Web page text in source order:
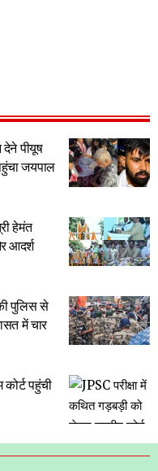
पीयूष
जयपाल
हेमंत
आदर्श
पुलिस से
में चार
पहुंची